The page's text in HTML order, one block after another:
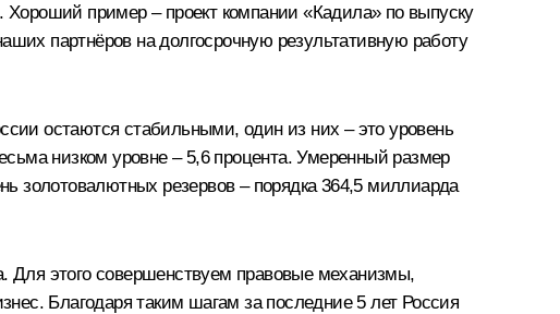
пример – проект компании «Кадила» по выпуску
партнёров на долгосрочную результативную работу
остаются стабильными, один из них – это уровень
низком уровне – 5,6 процента. Умеренный размер
золотовалютных резервов – порядка 364,5 миллиарда
Для этого совершенствуем правовые механизмы,
Благодаря таким шагам за последние 5 лет Россия